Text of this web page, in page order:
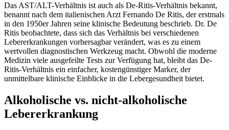
Das AST/ALT-Verhältnis ist auch als De-Ritis-Verhältnis bekannt,
benannt nach dem italienischen Arzt Fernando De Ritis, der erstmals
in den 1950er Jahren seine klinische Bedeutung beschrieb. Dr. De
Ritis beobachtete, dass sich das Verhältnis bei verschiedenen
Lebererkrankungen vorhersagbar verändert, was es zu einem
wertvollen diagnostischen Werkzeug macht. Obwohl die moderne
Medizin viele ausgefeilte Tests zur Verfügung hat, bleibt das De-
Ritis-Verhältnis ein einfacher, kostengünstiger Marker, der
unmittelbare klinische Einblicke in die Lebergesundheit bietet.
Alkoholische vs. nicht-alkoholische
Lebererkrankung